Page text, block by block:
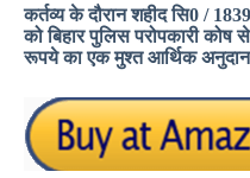
कर्तव्य के दौरान शहीद सि0 /
को बिहार पुलिस परोपकारी
रूपये का एक मुश्त आर्थिक अनुदान